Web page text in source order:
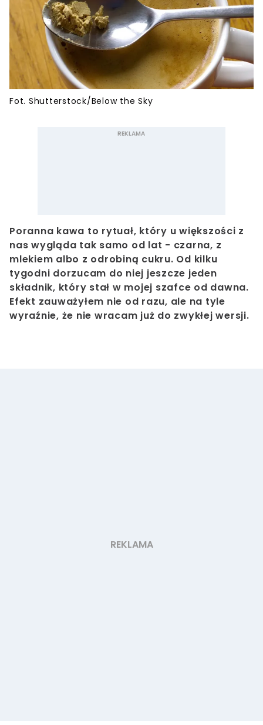
Fot. Shutterstock/Below the Sky
Poranna kawa to rytuał, który u większości z
nas wygląda tak samo od lat - czarna, z
mlekiem albo z odrobiną cukru. Od kilku
tygodni dorzucam do niej jeszcze jeden
składnik, który stał w mojej szafce od dawna.
Efekt zauważyłem nie od razu, ale na tyle
wyraźnie, że nie wracam już do zwykłej wersji.